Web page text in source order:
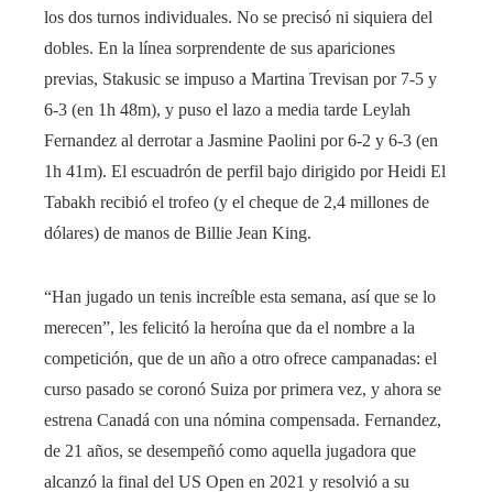
los dos turnos individuales. No se precisó ni siquiera del
dobles. En la línea sorprendente de sus apariciones
previas, Stakusic se impuso a Martina Trevisan por 7-5 y
6-3 (en 1h 48m), y puso el lazo a media tarde Leylah
Fernandez al derrotar a Jasmine Paolini por 6-2 y 6-3 (en
1h 41m). El escuadrón de perfil bajo dirigido por Heidi El
Tabakh recibió el trofeo (y el cheque de 2,4 millones de
dólares) de manos de Billie Jean King.
“Han jugado un tenis increíble esta semana, así que se lo
merecen”, les felicitó la heroína que da el nombre a la
competición, que de un año a otro ofrece campanadas: el
curso pasado se coronó Suiza por primera vez, y ahora se
estrena Canadá con una nómina compensada. Fernandez,
de 21 años, se desempeñó como aquella jugadora que
alcanzó la final del US Open en 2021 y resolvió a su